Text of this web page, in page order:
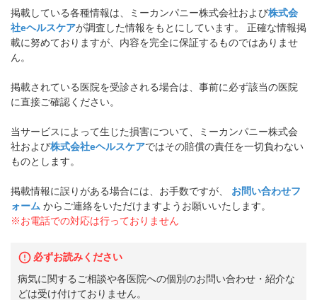
掲載している各種情報は、ミーカンパニー株式会社および株式会
社eヘルスケアが調査した情報をもとにしています。 正確な情報掲
載に努めておりますが、内容を完全に保証するものではありませ
ん。
掲載されている医院を受診される場合は、事前に必ず該当の医院
に直接ご確認ください。
当サービスによって生じた損害について、ミーカンパニー株式会
社および株式会社eヘルスケアではその賠償の責任を一切負わない
ものとします。
掲載情報に誤りがある場合には、お手数ですが、
お問い合わせフ
ォーム からご連絡をいただけますようお願いいたします。
※お電話での対応は行っておりません
必ずお読みください
病気に関するご相談や各医院への個別のお問い合わせ・紹介な
どは受け付けておりません。